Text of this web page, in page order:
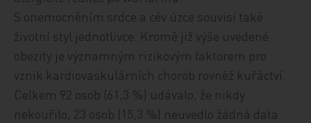
S onemocněním srdce a cév úzce souvisí také
životní styl jednotlivce. Kromě již výše uvedené
obezity je významným rizikovým faktorem pro
vznik kardiovaskulárních chorob rovněž kuřáctví.
Celkem 92 osob (61,3 %) udávalo, že nikdy
nekouřilo, 23 osob (15,3 %) neuvedlo žádná data